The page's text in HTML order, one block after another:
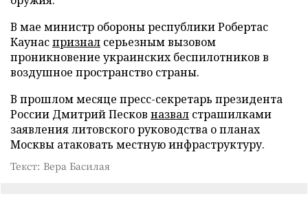
В мае министр обороны республики Робертас
Каунаспризнал серьезным вызовом
проникновение украинских беспилотников в
воздушное пространство страны.
В прошлом месяце пресс-секретарь президента
России Дмитрий Песков назвал страшилками
заявления литовского руководства о планах
Москвы атаковать местную инфраструктуру.
Текст: Вера Басилая